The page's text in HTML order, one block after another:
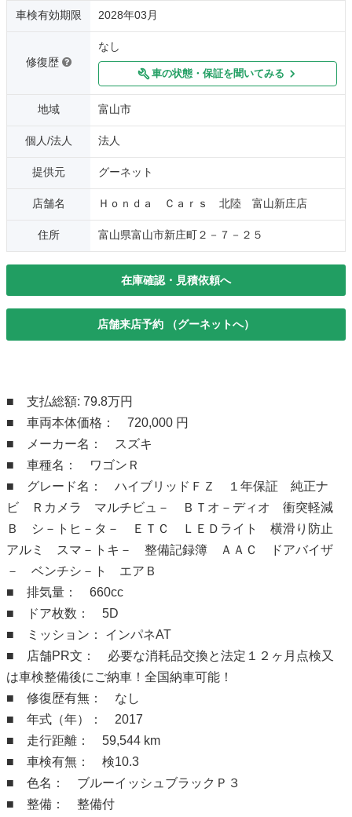
車検有効期限 2028年03月
修復歴
なし
車の状態・保証を聞いてみる
地域 富山市
個人/法人 法人
提供元 グーネット
店舗名 Ｈｏｎｄａ Ｃａｒｓ 北陸 富山新庄店
住所 富山県富山市新庄町２－７－２５
在庫確認・見積依頼へ
店舗来店予約 （グーネットへ）
■ 支払総額: 79.8万円
■ 車両本体価格： 720,000 円
■ メーカー名： スズキ
■ 車種名： ワゴンＲ
■ グレード名： ハイブリッドＦＺ １年保証 純正ナ
ビ Ｒカメラ マルチビュ－ ＢＴオ－ディオ 衝突軽減
Ｂ シ－トヒ－タ－ ＥＴＣ ＬＥＤライト 横滑り防止
アルミ スマ－トキ－ 整備記録簿 ＡＡＣ ドアバイザ
－ ベンチシ－ト エアＢ
■ 排気量： 660cc
■ ドア枚数： 5D
■ ミッション： インパネAT
■ 店舗PR文： 必要な消耗品交換と法定１２ヶ月点検又
は車検整備後にご納車！全国納車可能！
■ 修復歴有無： なし
■ 年式（年）： 2017
■ 走行距離： 59,544 km
■ 車検有無： 検10.3
■ 色名： ブルーイッシュブラックＰ３
■ 整備： 整備付